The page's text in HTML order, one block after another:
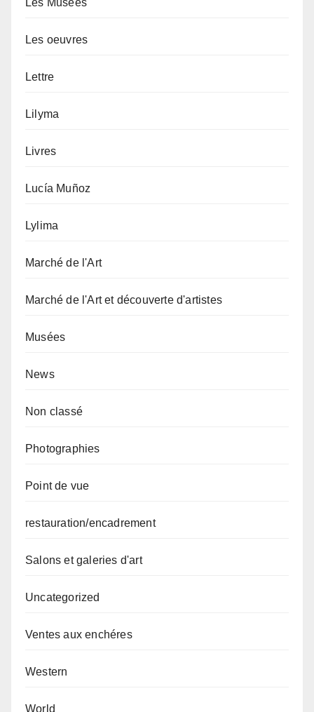
Les Musées
Les oeuvres
Lettre
Lilyma
Livres
Lucía Muñoz
Lylima
Marché de l'Art
Marché de l'Art et découverte d'artistes
Musées
News
Non classé
Photographies
Point de vue
restauration/encadrement
Salons et galeries d'art
Uncategorized
Ventes aux enchéres
Western
World